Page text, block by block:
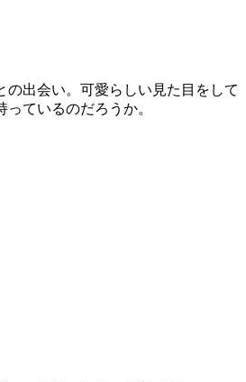
出会い。可愛らしい見た目をして
ているのだろうか。